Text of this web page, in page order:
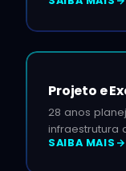
Projeto e
28 anos
infraestrutura
SAIBA MAIS